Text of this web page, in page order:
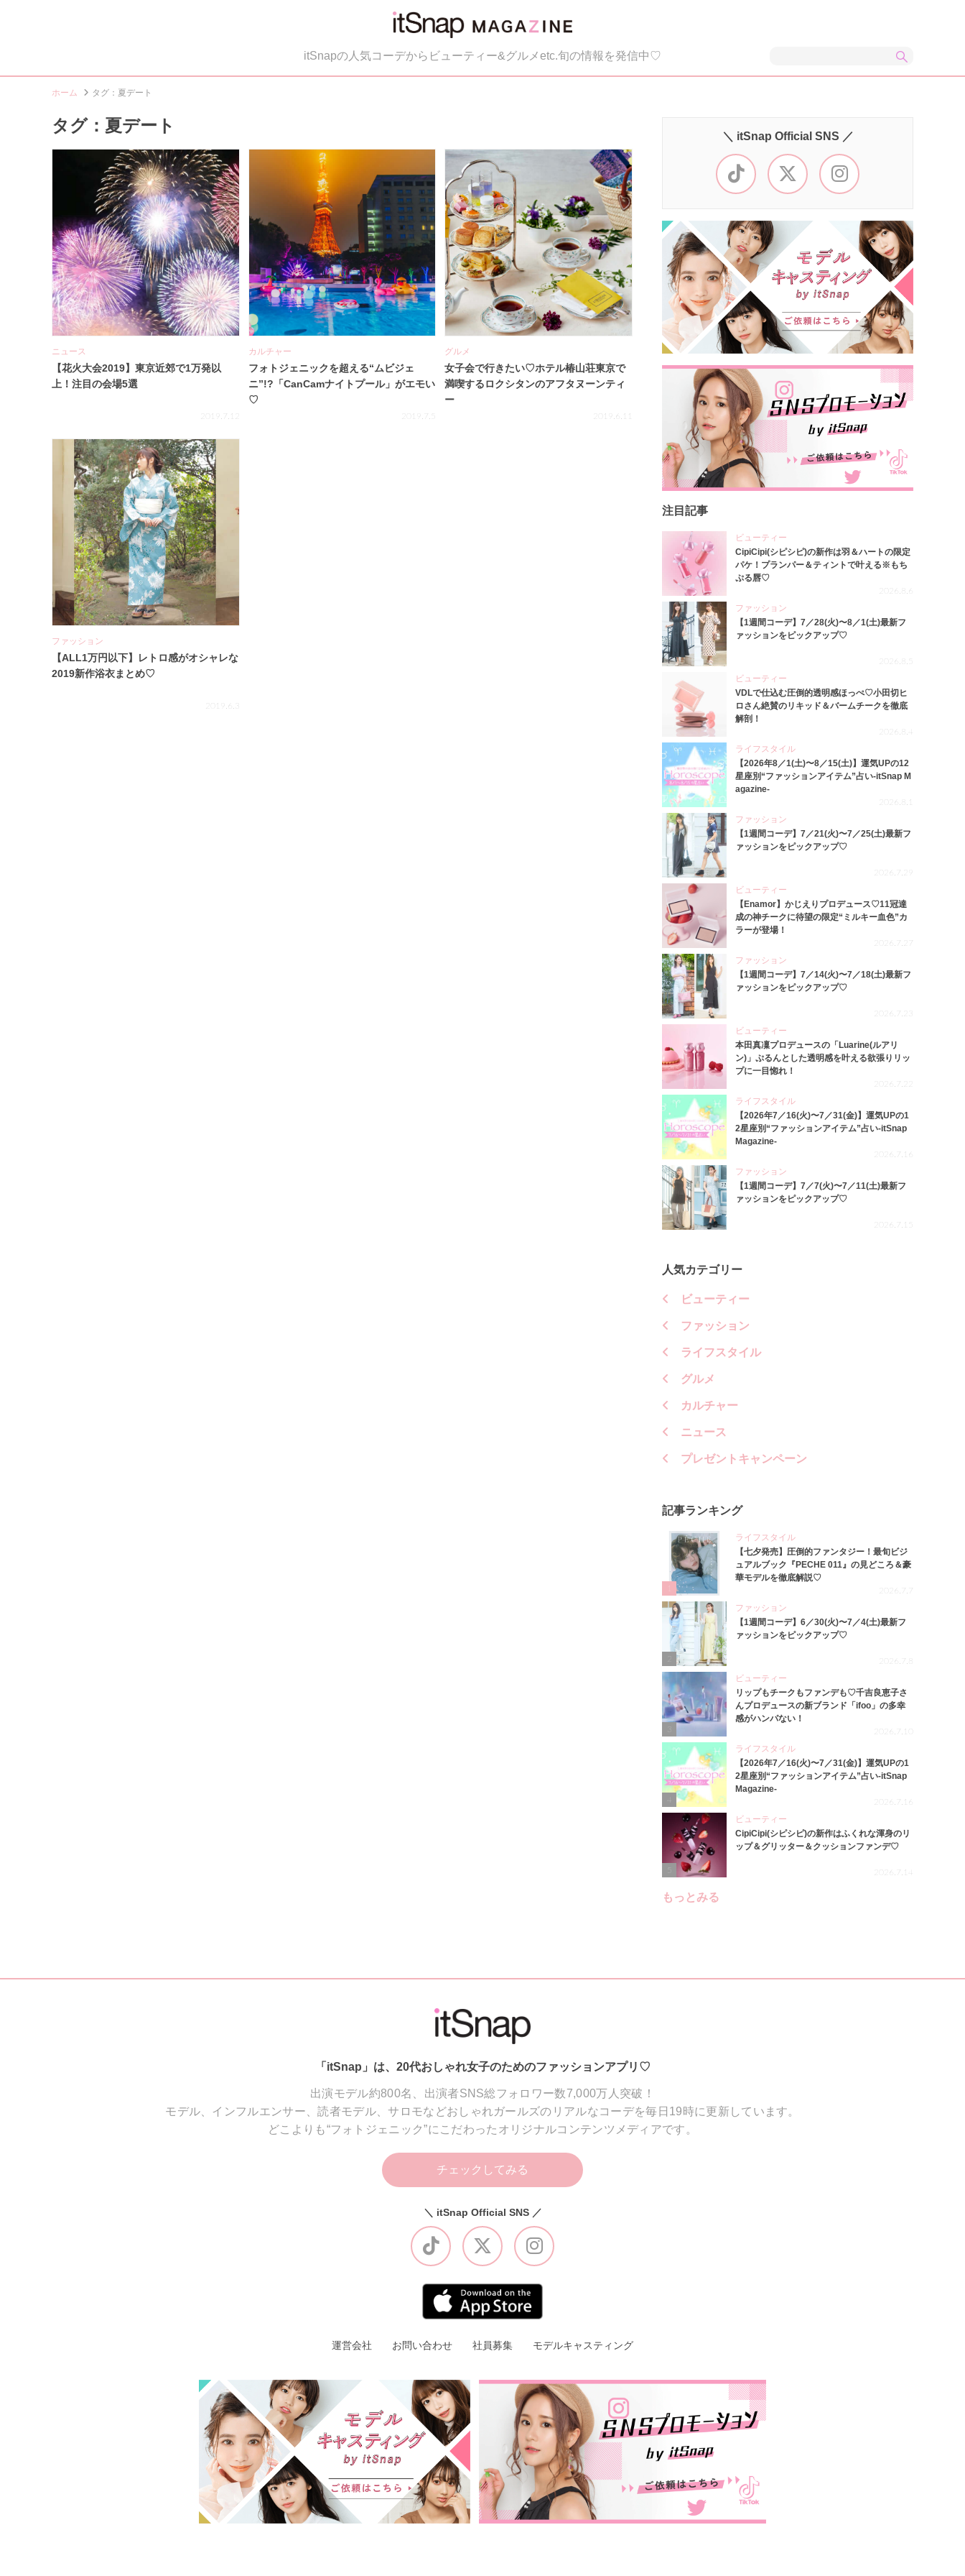
itSnapの人気コーデからビューティー&グルメetc.旬の情報を発信中♡
ホーム タグ：夏デート
タグ：夏デート
ニュース
【花火大会2019】東京近郊で1万発以
上！注目の会場5選
2019.7.12
カルチャー
フォトジェニックを超える“ムビジェ
ニ”!?「CanCamナイトプール」がエモい
♡
2019.7.5
グルメ
女子会で行きたい♡ホテル椿山荘東京で
満喫するロクシタンのアフタヌーンティ
ー
2019.6.11
ファッション
【ALL1万円以下】レトロ感がオシャレな
2019新作浴衣まとめ♡
2019.6.3
＼ itSnap Official SNS ／
注目記事
ビューティー
CipiCipi(シピシピ)の新作は羽＆ハートの限定
パケ！プランパー＆ティントで叶える※もち
ぷる唇♡
2026.8.6
ファッション
【1週間コーデ】7／28(火)〜8／1(土)最新フ
ァッションをピックアップ♡
2026.8.5
ビューティー
VDLで仕込む圧倒的透明感ほっぺ♡小田切ヒ
ロさん絶賛のリキッド＆バームチークを徹底
解剖！
2026.8.4
ライフスタイル
【2026年8／1(土)〜8／15(土)】運気UPの12
星座別“ファッションアイテム”占い-itSnap M
agazine-
2026.8.1
ファッション
【1週間コーデ】7／21(火)〜7／25(土)最新フ
ァッションをピックアップ♡
2026.7.29
ビューティー
【Enamor】かじえりプロデュース♡11冠達
成の神チークに待望の限定“ミルキー血色”カ
ラーが登場！
2026.7.27
ファッション
【1週間コーデ】7／14(火)〜7／18(土)最新フ
ァッションをピックアップ♡
2026.7.23
ビューティー
本田真凜プロデュースの「Luarine(ルアリ
ン)」ぷるんとした透明感を叶える欲張りリッ
プに一目惚れ！
2026.7.22
ライフスタイル
【2026年7／16(火)〜7／31(金)】運気UPの1
2星座別“ファッションアイテム”占い-itSnap
Magazine-
2026.7.16
ファッション
【1週間コーデ】7／7(火)〜7／11(土)最新フ
ァッションをピックアップ♡
2026.7.15
人気カテゴリー
ビューティー
ファッション
ライフスタイル
グルメ
カルチャー
ニュース
プレゼントキャンペーン
記事ランキング
ライフスタイル
【七夕発売】圧倒的ファンタジー！最旬ビジ
ュアルブック『PECHE 011』の見どころ＆豪
華モデルを徹底解説♡
2026.7.7
ファッション
【1週間コーデ】6／30(火)〜7／4(土)最新フ
ァッションをピックアップ♡
2026.7.8
3
ビューティー
リップもチークもファンデも♡千吉良恵子さ
んプロデュースの新ブランド「ifoo」の多幸
感がハンパない！
2026.7.10
4
ライフスタイル
【2026年7／16(火)〜7／31(金)】運気UPの1
2星座別“ファッションアイテム”占い-itSnap
Magazine-
2026.7.16
ビューティー
CipiCipi(シピシピ)の新作はふくれな渾身のリ
ップ＆グリッター＆クッションファンデ♡
2026.7.14
もっとみる
「itSnap」は、20代おしゃれ女子のためのファッションアプリ♡
出演モデル約800名、出演者SNS総フォロワー数7,000万人突破！
モデル、インフルエンサー、読者モデル、サロモなどおしゃれガールズのリアルなコーデを毎日19時に更新しています。
どこよりも“フォトジェニック”にこだわったオリジナルコンテンツメディアです。
チェックしてみる
＼ itSnap Official SNS ／
運営会社 お問い合わせ 社員募集 モデルキャスティング